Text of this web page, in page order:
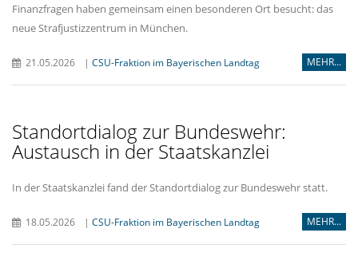
Finanzfragen haben gemeinsam einen besonderen Ort besucht: das
neue Strafjustizzentrum in München.
21.05.2026 | CSU-Fraktion im Bayerischen Landtag MEHR...
Standortdialog zur Bundeswehr:
Austausch in der Staatskanzlei
In der Staatskanzlei fand der Standortdialog zur Bundeswehr statt.
18.05.2026 | CSU-Fraktion im Bayerischen Landtag MEHR...